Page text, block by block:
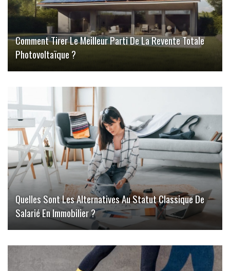
Comment Tirer Le Meilleur Parti De La Revente Totale
Photovoltaïque ?
Quelles Sont Les Alternatives Au Statut Classique De
Salarié En Immobilier ?